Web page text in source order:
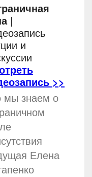
|
и
>>
мы знаем о
Елена